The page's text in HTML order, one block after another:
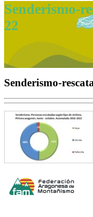
Senderismo-
22
Senderismo-